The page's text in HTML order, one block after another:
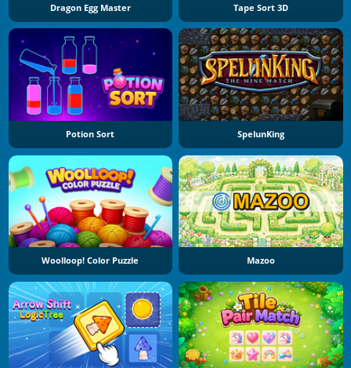
Dragon Egg Master Tape Sort 3D
Potion Sort SpelunKing
Woolloop! Color Puzzle Mazoo